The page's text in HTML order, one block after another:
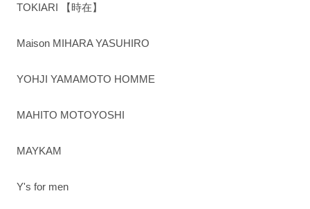
TOKIARI 【時在】
Maison MIHARA YASUHIRO
YOHJI YAMAMOTO HOMME
MAHITO MOTOYOSHI
MAYKAM
Y's for men